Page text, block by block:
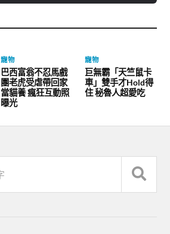
寵物
巴西富翁不忍馬戲
團老虎受虐帶回家
當貓養 瘋狂互動照
曝光
寵物
巨無霸「天竺鼠卡
車」雙手才Hold得
住 秘魯人超愛吃